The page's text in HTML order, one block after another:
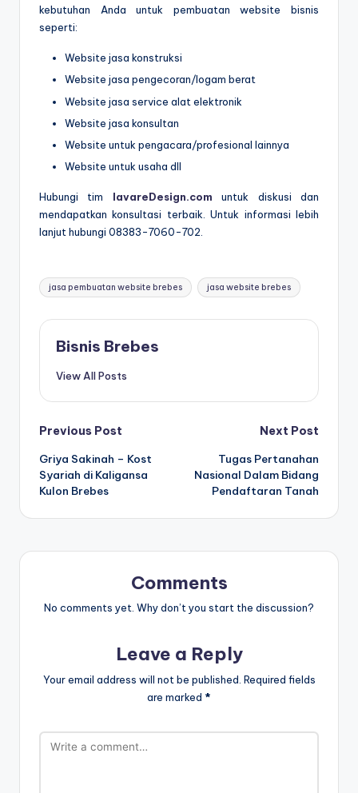
kebutuhan Anda untuk pembuatan website bisnis
seperti:
Website jasa konstruksi
Website jasa pengecoran/logam berat
Website jasa service alat elektronik
Website jasa konsultan
Website untuk pengacara/profesional lainnya
Website untuk usaha dll
Hubungi tim lavareDesign.com untuk diskusi dan
mendapatkan konsultasi terbaik. Untuk informasi lebih
lanjut hubungi 08383-7060-702.
Tags:
jasa pembuatan website brebes jasa website brebes
Bisnis Brebes
View All Posts
Post
navigation
Previous Post
Griya Sakinah – Kost
Syariah di Kaligansa
Kulon Brebes
Next Post
Tugas Pertanahan
Nasional Dalam Bidang
Pendaftaran Tanah
Comments
No comments yet. Why don’t you start the discussion?
Leave a Reply
Your email address will not be published. Required fields
are marked *